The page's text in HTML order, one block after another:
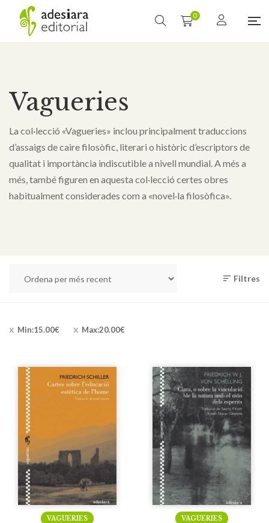
0
Vagueries
La col·lecció «Vagueries» inclou principalment traduccions
d’assaigs de caire filosòfic, literari o històric d’escriptors de
qualitat i importància indiscutible a nivell mundial. A més a
més, també figuren en aquesta col·lecció certes obres
habitualment considerades com a «novel·la filosòfica».
Filtres
Min:15.00€ Max:20.00€
VAGUERIES VAGUERIES